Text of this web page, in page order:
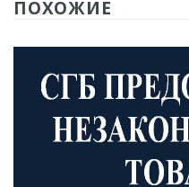
ПОХОЖИЕ